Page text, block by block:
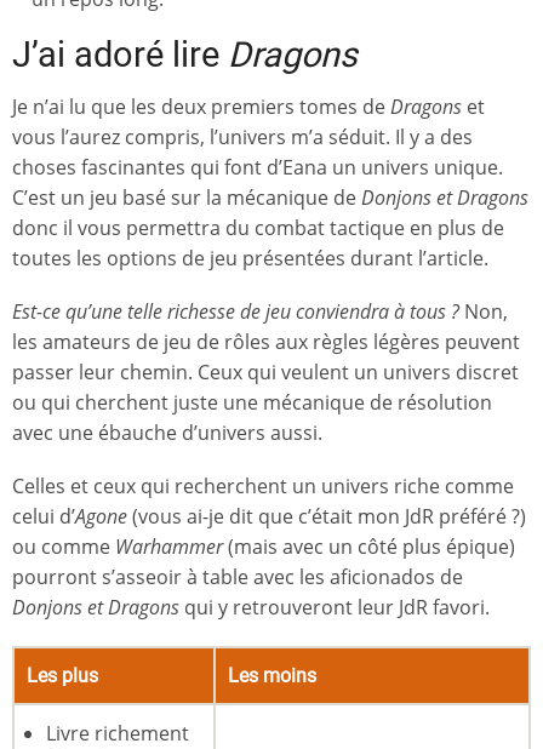
J’ai adoré lire Dragons
Je n’ai lu que les deux premiers tomes deDragons et
vous l’aurez compris, l’univers m’a séduit. Il y a des
choses fascinantes qui font d’Eana un univers unique.
C’est un jeu basé sur la mécanique deDonjons et Dragons
donc il vous permettra du combat tactique en plus de
toutes les options de jeu présentées durant l’article.
Est-ce qu’une telle richesse de jeu conviendra à tous ?Non,
les amateurs de jeu de rôles aux règles légères peuvent
passer leur chemin. Ceux qui veulent un univers discret
ou qui cherchent juste une mécanique de résolution
avec une ébauche d’univers aussi.
Celles et ceux qui recherchent un univers riche comme
celui d’Agone(vous ai-je dit que c’était mon JdR préféré ?)
ou comme Warhammer(mais avec un côté plus épique)
pourront s’asseoir à table avec les aficionados de
Donjons et Dragons qui y retrouveront leur JdR favori.
Les plus Les moins
Livre richement